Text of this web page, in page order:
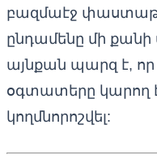
բազմաէջ
ընդամենը մի քանի
այնքան պարզ է, որ
օգտատերը կարող
կողմնորոշվել: